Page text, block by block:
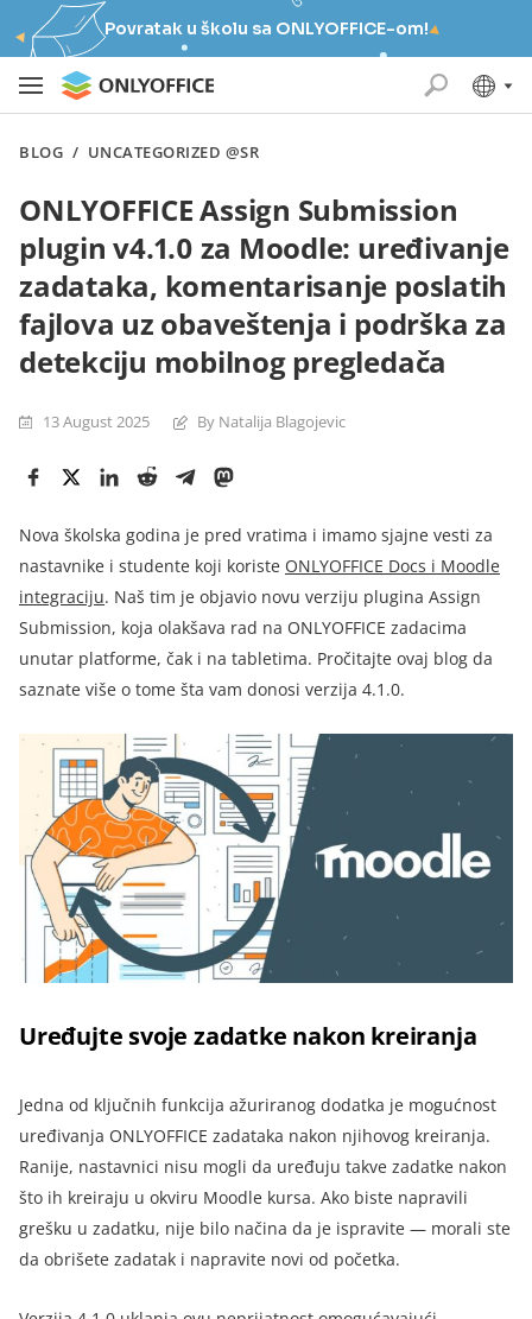
Povratak u školu sa ONLYOFFICE-om!
BLOG / UNCATEGORIZED @SR
ONLYOFFICE Assign Submission
plugin v4.1.0 za Moodle: uređivanje
zadataka, komentarisanje poslatih
fajlova uz obaveštenja i podrška za
detekciju mobilnog pregledača
13 August 2025 By Natalija Blagojevic
Nova školska godina je pred vratima i imamo sjajne vesti za
nastavnike i studente koji koriste ONLYOFFICE Docs i Moodle
integraciju. Naš tim je objavio novu verziju plugina Assign
Submission, koja olakšava rad na ONLYOFFICE zadacima
unutar platforme, čak i na tabletima. Pročitajte ovaj blog da
saznate više o tome šta vam donosi verzija 4.1.0.
Uređujte svoje zadatke nakon kreiranja
Jedna od ključnih funkcija ažuriranog dodatka je mogućnost
uređivanja ONLYOFFICE zadataka nakon njihovog kreiranja.
Ranije, nastavnici nisu mogli da uređuju takve zadatke nakon
što ih kreiraju u okviru Moodle kursa. Ako biste napravili
grešku u zadatku, nije bilo načina da je ispravite — morali ste
da obrišete zadatak i napravite novi od početka.